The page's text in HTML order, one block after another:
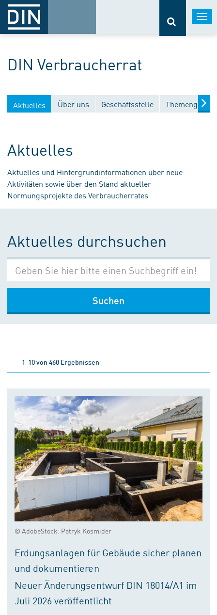
DIN Verbraucherrat
Aktuelles Über uns Geschäftsstelle
Aktuelles
Aktuelles und Hintergrundinformationen über neue
Aktivitäten sowie über den Stand aktueller
Normungsprojekte des Verbraucherrates
Aktuelles durchsuchen
Suchen
1-10 von 460 Ergebnissen
© AdobeStock: Patryk Kosmider
Erdungsanlagen für Gebäude sicher planen
und dokumentieren
Neuer Änderungsentwurf DIN 18014/A1 im
Juli 2026 veröffentlicht